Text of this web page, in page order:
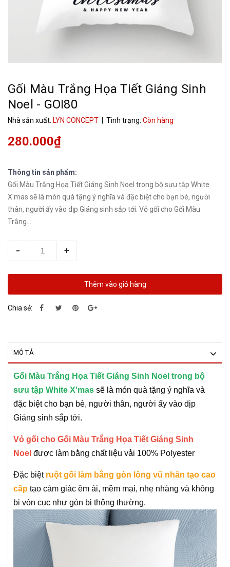
Gối Màu Trắng Họa Tiết Giáng Sinh
Noel - GOI80
Nhà sản xuất: LYN CONCEPT | Tình trạng: Còn hàng
280.000₫
Thông tin sản phẩm:
Gối Màu Trắng Họa Tiết Giáng Sinh Noel trong bộ sưu tập White
X'mas sẽ là món quà tặng ý nghĩa và đặc biệt cho bạn bè, người
thân, người ấy vào dịp Giáng sinh sắp tới. Vỏ gối cho Gối Màu
Trắng...
- +
Thêm vào giỏ hàng
Chia sẻ:
MÔ TẢ
Gối Màu Trắng Họa Tiết Giáng Sinh Noel trong bộ
sưu tập White X'mas sẽ là món quà tặng ý nghĩa và
đặc biệt cho bạn bè, người thân, người ấy vào dịp
Giáng sinh sắp tới.
Vỏ gối cho Gối Màu Trắng Họa Tiết Giáng Sinh
Noel được làm bằng chất liệu vải 100% Polyester
Đặc biệt ruột gối làm bằng gòn lông vũ nhân tạo cao
cấp tạo cảm giác êm ái, mềm mại, nhẹ nhàng và không
bị vón cục như gòn bi thông thường.